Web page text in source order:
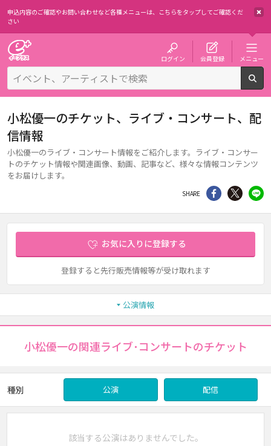
申込内容のご確認やお問い合わせなど各種メニューは、 こちらをタップしてご確認くだ
さい
ログイン 会員登録 メニュー
小松優一のチケット、ライブ・コンサート、配
信情報
小松優一のライブ・コンサート情報をご紹介します。ライブ・コンサー
トのチケット情報や関連画像、動画、記事など、様々な情報コンテンツ
をお届けします。
SHARE シェア Twitter
お気に入りに登録する
登録すると先行販売情報等が受け取れます
公演情報
小松優一の関連ライブ･コンサートのチケット
種別 公演 配信
該当する公演はありませんでした。